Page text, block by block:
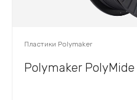
Пластики Polymaker
Polymaker PolyMide